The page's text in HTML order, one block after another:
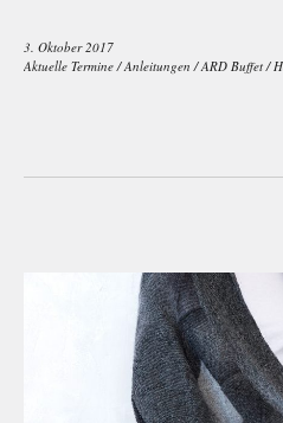
3. Oktober 2017
Aktuelle Termine/Anleitungen /ARD Buffet/